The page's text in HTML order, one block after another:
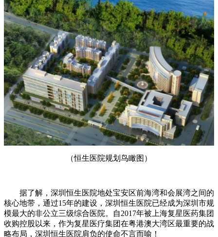
（恒生医院规划鸟瞰图）
据了解，深圳恒生医院地处宝安区前海湾和会展湾之间的
核心地带，通过15年的建设，深圳恒生医院已经成为深圳市规
模最大的非公立三级综合医院。自2017年被上海复星医药集团
收购控股以来，作为复星医疗集团在粤港澳大湾区最重要的战
略布局，深圳恒生医院肩负的使命不言而喻！